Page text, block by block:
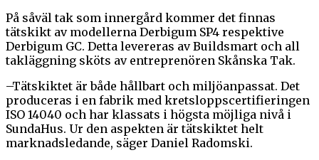
På såväl tak som innergård kommer det finnas
tätskikt av modellerna Derbigum SP4 respektive
Derbigum GC. Detta levereras av Buildsmart och all
takläggning sköts av entreprenören Skånska Tak.
–Tätskiktet är både hållbart och miljöanpassat. Det
produceras i en fabrik med kretsloppscertifieringen
ISO 14040 och har klassats i högsta möjliga nivå i
SundaHus. Ur den aspekten är tätskiktet helt
marknadsledande, säger Daniel Radomski.